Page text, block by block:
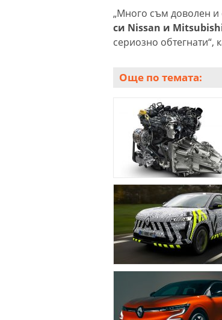
„Много съм доволен и
си Nissan и
сериозно
Още по темата: